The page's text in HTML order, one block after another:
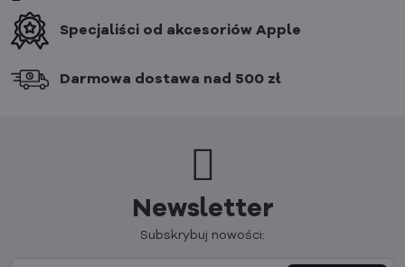
Specjaliści od akcesoriów Apple
Darmowa dostawa nad 500 zł
Newsletter
Subskrybuj nowości: